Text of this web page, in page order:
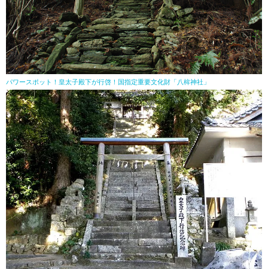
パワースポット！皇太子殿下が行啓！国指定重要文化財「八桙神社」